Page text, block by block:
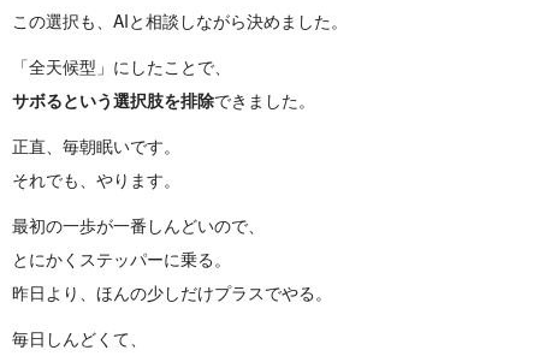
この選択も、AIと相談しながら決めました。
「全天候型」にしたことで、
サボるという選択肢を排除できました。
正直、毎朝眠いです。
それでも、やります。
最初の一歩が一番しんどいので、
とにかくステッパーに乗る。
昨日より、ほんの少しだけプラスでやる。
毎日しんどくて、